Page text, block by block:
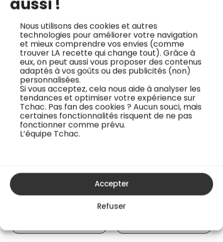
aussi !
Nous utilisons des cookies et autres
technologies pour améliorer votre navigation
et mieux comprendre vos envies (comme
trouver LA recette qui change tout). Grâce à
eux, on peut aussi vous proposer des contenus
adaptés à vos goûts ou des publicités (non)
personnalisées.
Si vous acceptez, cela nous aide à analyser les
tendances et optimiser votre expérience sur
Tchac. Pas fan des cookies ? Aucun souci, mais
certaines fonctionnalités risquent de ne pas
fonctionner comme prévu.
L’équipe Tchac.
Accepter
Refuser
Si vous connaissez
traditionnelles
moules marinières,
que vous rêvez
d’évasion et de
voyage (mais que
vous aimez quand
même beaucoup les
moules marinières),
Wilfried Romain a la
mez...
Romain vous partage
sa recette de hush
puppies. Les hush
puppies sont de
maïs frits, originaires
de la Nouvelle
Orléans. Ils sont
nourriture de l’âme...